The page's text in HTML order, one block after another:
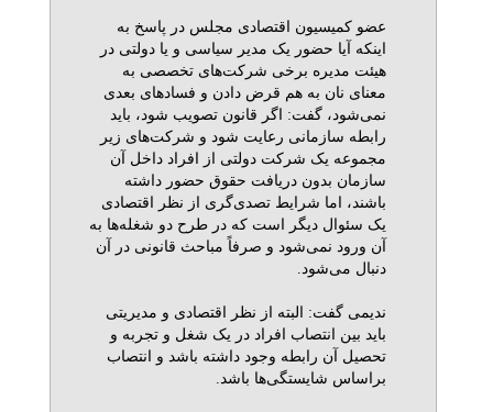
عضو کمیسیون اقتصادی مجلس در پاسخ به
اینکه آیا حضور یک مدیر سیاسی و یا دولتی در
هیئت مدیره برخی شرکت‌های تخصصی به
معنای نان به هم قرض دادن و فسادهای بعدی
نمی‌شود، گفت: اگر قانون تصویب شود، باید
رابطه سازمانی رعایت شود و شرکت‌های زیر
مجموعه یک شرکت دولتی از افراد داخل آن
سازمان بدون دریافت حقوق حضور داشته
باشند، اما شرایط تصدی‌گری از نظر اقتصادی
یک سئوال دیگر است که در طرح دو شغله‌ها به
آن ورود نمی‌شود و صرفاً مباحث قانونی در آن
دنبال می‌شود.
ندیمی گفت: البته از نظر اقتصادی و مدیریتی
باید بین انتصاب افراد در یک شغل و تجربه و
تحصیل آن رابطه وجود داشته باشد و انتصاب
براساس شایستگی‌ها باشد.